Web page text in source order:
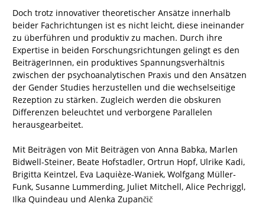
Doch trotz innovativer theoretischer Ansätze innerhalb
beider Fachrichtungen ist es nicht leicht, diese ineinander
zu überführen und produktiv zu machen. Durch ihre
Expertise in beiden Forschungsrichtungen gelingt es den
BeiträgerInnen, ein produktives Spannungsverhältnis
zwischen der psychoanalytischen Praxis und den Ansätzen
der Gender Studies herzustellen und die wechselseitige
Rezeption zu stärken. Zugleich werden die obskuren
Differenzen beleuchtet und verborgene Parallelen
herausgearbeitet.
Mit Beiträgen von Mit Beiträgen von Anna Babka, Marlen
Bidwell-Steiner, Beate Hofstadler, Ortrun Hopf, Ulrike Kadi,
Brigitta Keintzel, Eva Laquièze-Waniek, Wolfgang Müller-
Funk, Susanne Lummerding, Juliet Mitchell, Alice Pechriggl,
Ilka Quindeau und Alenka Zupančič